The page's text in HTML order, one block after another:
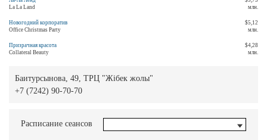
Баитурсынова, 49, ТРЦ "Жібек жолы"
+7 (7242) 90-70-70
Расписание сеансов
La La Land
млн.
Новогодний корпоратив
Office Christmas Party
$5,12
млн.
Призрачная красота
Collateral Beauty
$4,28
млн.